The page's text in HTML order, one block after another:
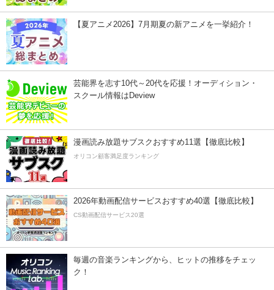
【夏アニメ2026】7月期夏の新アニメを一挙紹介！
芸能界を志す10代～20代を応援！オーディション・
スクール情報はDeview
漫画読み放題サブスクおすすめ11選【徹底比較】
オリコン顧客満足度ランキング
2026年動画配信サービスおすすめ40選【徹底比較】
CS動画配信サービス20選
毎週の音楽ランキングから、ヒットの推移をチェッ
ク！